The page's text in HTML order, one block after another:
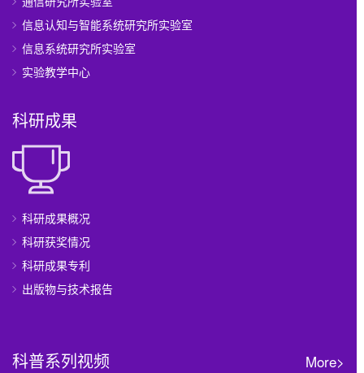
信息认知与智能系统研究所实验室
信息系统研究所实验室
实验教学中心
科研成果
科研成果概况
科研获奖情况
科研成果专利
出版物与技术报告
科普系列视频 More>